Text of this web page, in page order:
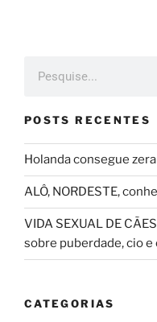
POSTS RECENTES
Holanda consegue
ALÔ, NORDESTE,
VIDA SEXUAL DE
sobre puberdade, cio e
CATEGORIAS